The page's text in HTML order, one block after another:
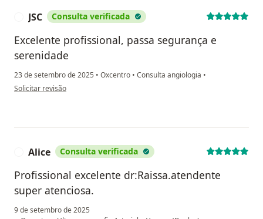
JSC Consulta verificada
Excelente profissional, passa segurança e
serenidade
23 de setembro de 2025 • Oxcentro • Consulta angiologia •
na opinião do utilizador JSC
Solicitar revisão
Alice Consulta verificada
Profissional excelente dr:Raissa.atendente
super atenciosa.
9 de setembro de 2025